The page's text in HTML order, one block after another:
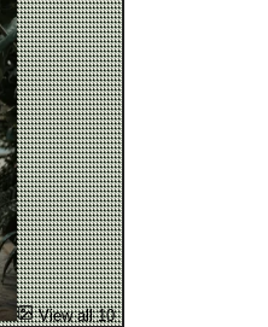
View all 10